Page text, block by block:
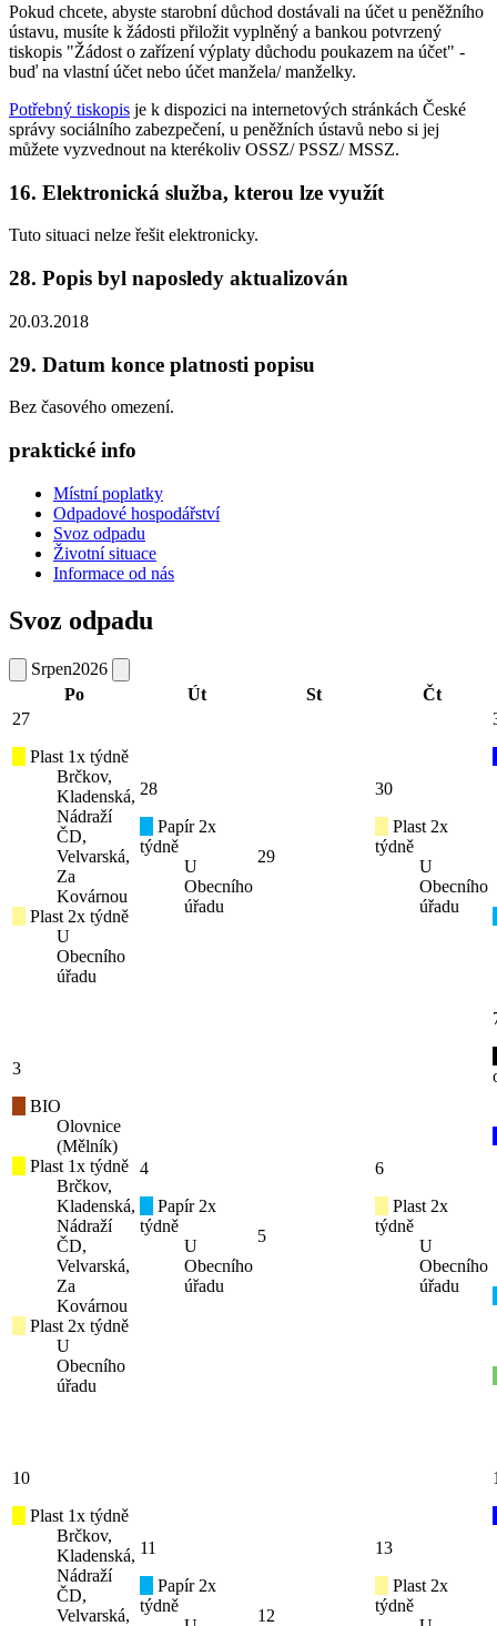
Pokud chcete, abyste starobní důchod dostávali na účet u peněžního
ústavu, musíte k žádosti přiložit vyplněný a bankou potvrzený
tiskopis "Žádost o zařízení výplaty důchodu poukazem na účet" -
buď na vlastní účet nebo účet manžela/ manželky.
Potřebný tiskopis je k dispozici na internetových stránkách České
správy sociálního zabezpečení, u peněžních ústavů nebo si jej
můžete vyzvednout na kterékoliv OSSZ/ PSSZ/ MSSZ.
16. Elektronická služba, kterou lze využít
Tuto situaci nelze řešit elektronicky.
28. Popis byl naposledy aktualizován
20.03.2018
29. Datum konce platnosti popisu
Bez časového omezení.
praktické info
Místní poplatky
Odpadové hospodářství
Svoz odpadu
Životní situace
Informace od nás
Svoz odpadu
Srpen2026
Po
Út St
Čt
27
Plast 1x týdně
Brčkov,
Kladenská,
Nádraží
ČD,
Velvarská,
Za
Kovárnou
Plast 2x týdně
U
Obecního
úřadu
28
Papír 2x
týdně
U
Obecního
úřadu
29
30
Plast 2x
týdně
U
Obecního
úřadu
3
BIO
Olovnice
(Mělník)
Plast 1x týdně
Brčkov,
Kladenská,
Nádraží
ČD,
Velvarská,
Za
Kovárnou
Plast 2x týdně
U
Obecního
úřadu
4
Papír 2x
týdně
U
Obecního
úřadu
5
6
Plast 2x
týdně
U
Obecního
úřadu
10
Plast 1x týdně
Brčkov,
Kladenská,
Nádraží
ČD,
Velvarská,
11
Papír 2x
týdně
12
13
Plast 2x
týdně